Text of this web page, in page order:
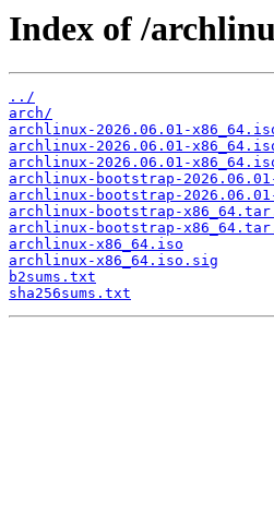
Index of /
../
arch/
archlinux-2026.06.01-
archlinux-2026.06.01-
archlinux-2026.06.01-
archlinux-bootstrap-
archlinux-bootstrap-
archlinux-bootstrap-
archlinux-bootstrap-
archlinux-x86_64.iso
archlinux-x86_64.iso.sig
b2sums.txt
sha256sums.txt